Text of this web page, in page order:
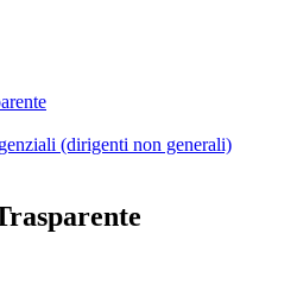
(dirigenti non generali)